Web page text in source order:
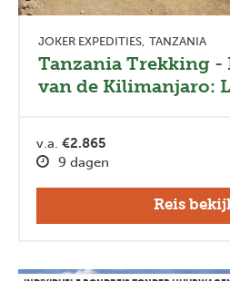
JOKER EXPEDITIES TANZANIA
Tanzania Trekking
van de Kilimanjaro:
v.a. €2.865
9 dagen
Reis